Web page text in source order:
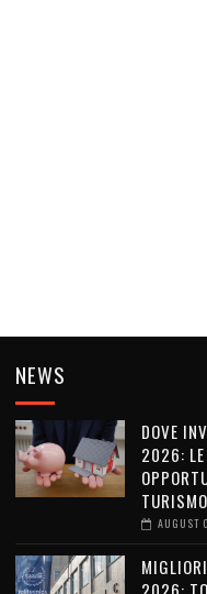
NEWS
DOVE
2026: LE